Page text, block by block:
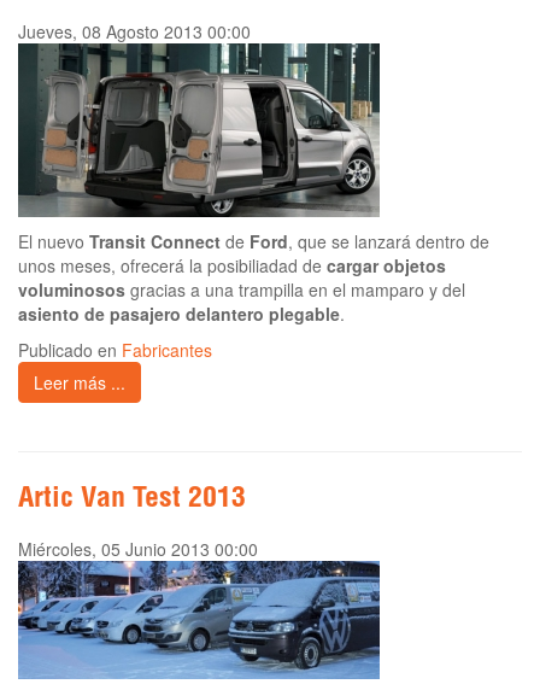
Jueves, 08 Agosto 2013 00:00
El nuevo Transit Connect de Ford, que se lanzará dentro de
unos meses, ofrecerá la posibiliadad de cargar objetos
voluminosos gracias a una trampilla en el mamparo y del
asiento de pasajero delantero plegable.
Publicado en Fabricantes
Leer más ...
Artic Van Test 2013
Miércoles, 05 Junio 2013 00:00